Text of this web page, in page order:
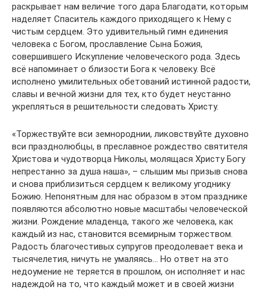
раскрывает нам величие того дара Благодати, которым
наделяет Спаситель каждого приходящего к Нему с
чистым сердцем. Это удивительный гимн единения
человека с Богом, прославление Сына Божия,
совершившего Искупление человеческого рода. Здесь
всё напоминает о близости Бога к человеку. Всё
исполнено умилительных обетований истинной радости,
славы и вечной жизни для тех, кто будет неустанно
укрепляться в решительности следовать Христу.
«Торжествуйте вси земнороднии, ликовствуйте духовно
вси празднолюбцы, в преславное рождество святителя
Христова и чудотворца Николы, молящася Христу Богу
непрестанно за душа наша», – слышим мы призыв снова
и снова приблизиться сердцем к великому угоднику
Божию. Непонятным для нас образом в этом празднике
появляются абсолютно новые масштабы человеческой
жизни. Рождение младенца, такого же человека, как
каждый из нас, становится всемирным торжеством.
Радость благочестивых супругов преодолевает века и
тысячелетия, ничуть не умаляясь… Но ответ на это
недоумение не теряется в прошлом, он исполняет и нас
надеждой на то, что каждый может и в своей жизни